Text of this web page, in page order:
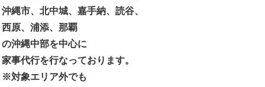
沖縄市、北中城、嘉手納、読谷、
西原、浦添、那覇
の沖縄中部を中心に
家事代行を行なっております。
※対象エリア外でも